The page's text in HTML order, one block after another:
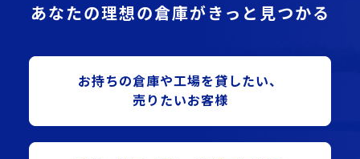
あなたの理想の倉庫がきっと見つかる
お持ちの倉庫や⼯場を貸したい、
売りたいお客様